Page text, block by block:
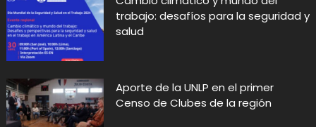
trabajo: desafíos para la seguridad y
salud
Aporte de la UNLP en el primer
Censo de Clubes de la región